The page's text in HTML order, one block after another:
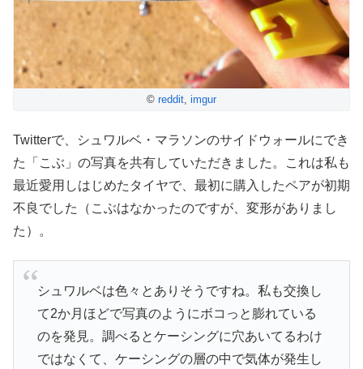
© reddit imgur
Twitterで、シュワルベ・マラソンのサイドウォールにでき
た「こぶ」の写真を共有していただきました。これは私も
最近愛用しはじめたタイヤで、最初に購入したペアが初期
不良でした（こぶはなかったのですが、変形がありまし
た）。
シュワルベは色々とありそうですね。私も交換し
て2か月ほどで写真のようにボコっと膨れている
のを発見。調べるとケーシングに穴あいてるわけ
ではなくて、ケーシングの層の中で気体が発生し